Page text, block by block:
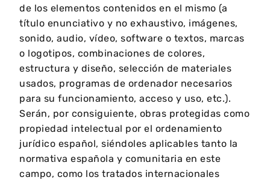
de los elementos contenidos en el mismo (a
título enunciativo y no exhaustivo, imágenes,
sonido, audio, vídeo, software o textos, marcas
o logotipos, combinaciones de colores,
estructura y diseño, selección de materiales
usados, programas de ordenador necesarios
para su funcionamiento, acceso y uso, etc.).
Serán, por consiguiente, obras protegidas como
propiedad intelectual por el ordenamiento
jurídico español, siéndoles aplicables tanto la
normativa española y comunitaria en este
campo, como los tratados internacionales